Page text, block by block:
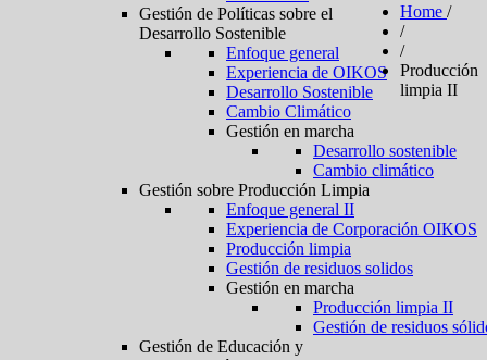
Gestión de Políticas sobre el
Desarrollo Sostenible
Enfoque general
Experiencia de OIKOS
Desarrollo Sostenible
Cambio Climático
Gestión en marcha
Desarrollo sostenible
Cambio climático
Gestión sobre Producción Limpia
Enfoque general II
Experiencia de Corporación OIKOS
Producción limpia
Gestión de residuos solidos
Gestión en marcha
Producción limpia II
Gestión de residuos
Gestión de Educación y
Home /
/
/
Producción
limpia II